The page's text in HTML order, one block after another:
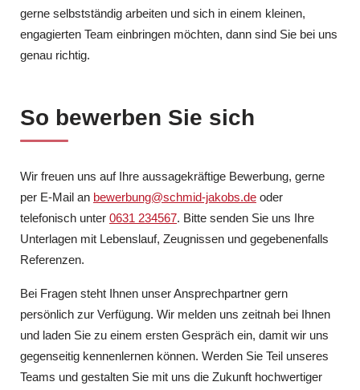
gerne selbstständig arbeiten und sich in einem kleinen,
engagierten Team einbringen möchten, dann sind Sie bei uns
genau richtig.
So bewerben Sie sich
Wir freuen uns auf Ihre aussagekräftige Bewerbung, gerne
per E-Mail an bewerbung@schmid-jakobs.de oder
telefonisch unter 0631 234567. Bitte senden Sie uns Ihre
Unterlagen mit Lebenslauf, Zeugnissen und gegebenenfalls
Referenzen.
Bei Fragen steht Ihnen unser Ansprechpartner gern
persönlich zur Verfügung. Wir melden uns zeitnah bei Ihnen
und laden Sie zu einem ersten Gespräch ein, damit wir uns
gegenseitig kennenlernen können. Werden Sie Teil unseres
Teams und gestalten Sie mit uns die Zukunft hochwertiger